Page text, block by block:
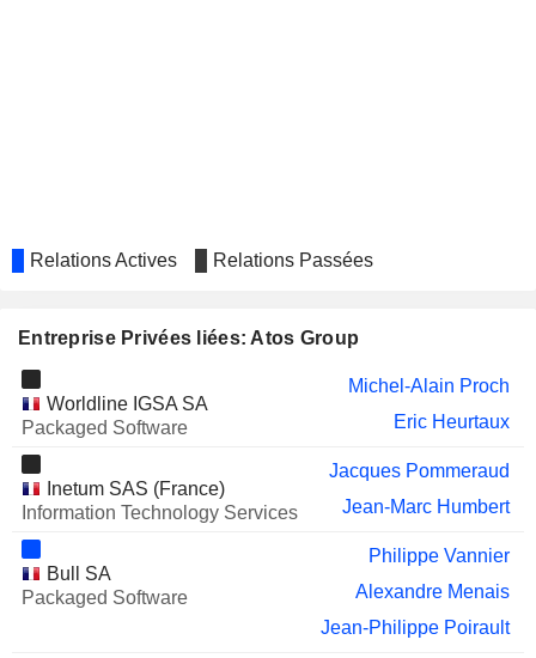
COMPUTACENTER PLC
ENTERTAINMENT
Pierre Barnabé
Àngels Martín Muñoz
BURELLE SA
Helen Lee Bouygues
CENIT AG
Rainer-Christian Koppitz
Patricia Sanz
Relations Actives Relations Passées
Entreprise Privées liées: Atos Group
Worldline IGSA SA
Packaged Software
Michel-Alain Proch
Eric Heurtaux
Inetum SAS (France)
Information Technology Services
Jacques Pommeraud
Jean-Marc Humbert
Bull SA
Packaged Software
Philippe Vannier
Alexandre Menais
Jean-Philippe Poirault